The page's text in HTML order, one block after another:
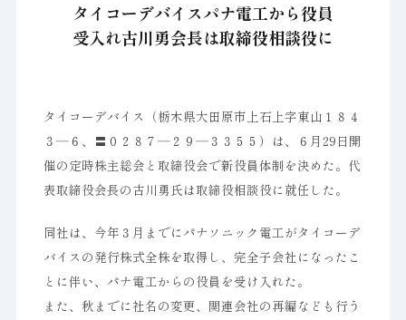
タイコーデバイスパナ電工から役員
受入れ古川勇会長は取締役相談役に
タイコーデバイス（栃木県大田原市上石上字東山１８４
３―６、〓０２８７―２９―３３５５）は、６月29日開
催の定時株主総会と取締役会で新役員体制を決めた。代
表取締役会長の古川勇氏は取締役相談役に就任した。
同社は、今年３月までにパナソニック電工がタイコーデ
バイスの発行株式全株を取得し、完全子会社になったこ
とに伴い、パナ電工からの役員を受け入れた。
また、秋までに社名の変更、関連会社の再編なども行う